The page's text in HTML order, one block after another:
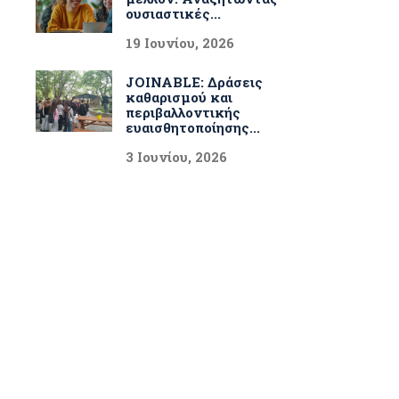
ουσιαστικές...
19 Ιουνίου, 2026
JOINABLE: Δράσεις
καθαρισμού και
περιβαλλοντικής
ευαισθητοποίησης...
3 Ιουνίου, 2026